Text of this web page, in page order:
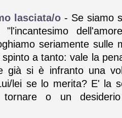
lasciata/o - Se siamo
"l'incantesimo
seriamente sulle
a tanto: vale la
già si è infranto una
lei se lo merita? E' la
tornare o un